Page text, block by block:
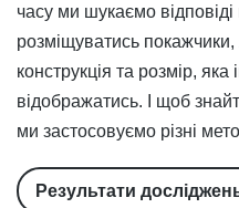
часу ми шукаємо
розміщуватись покажчики,
конструкція та розмір,
відображатись. І щоб
ми застосовуємо різні
Результати